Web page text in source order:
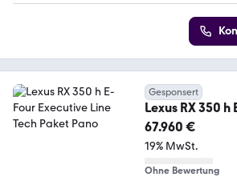
Gesponsert
Lexus RX 350
Line Tech Paket
67.960 €
19% MwSt.
Ohne Bewertung